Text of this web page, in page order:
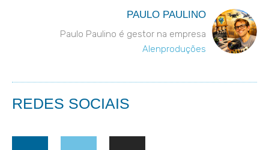
PAULO PAULINO
Paulo Paulino é gestor na empresa
Alenproduções
REDES SOCIAIS